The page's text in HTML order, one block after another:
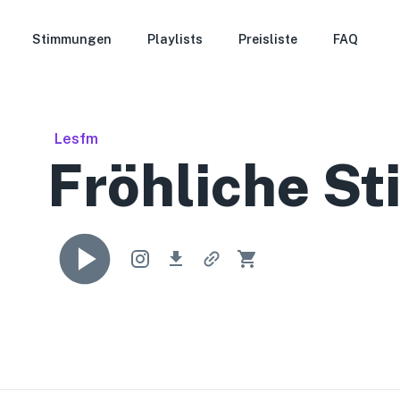
Stimmungen Playlists Preisliste FAQ
Lesfm
Fröhliche